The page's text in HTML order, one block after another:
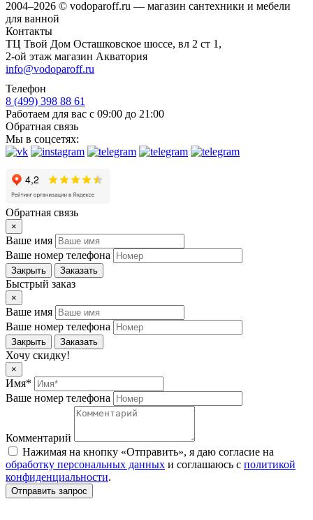
2004–2026 © vodoparoff.ru — магазин сантехники и мебели
для ванной
Контакты
ТЦ Твой Дом Осташковское шоссе, вл 2 ст 1,
2-ой этаж магазин Акватория
info@vodoparoff.ru
Телефон
8 (499) 398 88 61
Работаем для вас с 09:00 до 21:00
Обратная связь
Мы в соцсетях:
Обратная связь
×
Ваше имя
Ваше номер телефона
Закрыть Заказать
Быстрый заказ
×
Ваше имя
Ваше номер телефона
Закрыть Заказать
Хочу скидку!
×
Имя*
Ваше номер телефона
Комментарий
Нажимая на кнопку «Отправить», я даю согласие на
обработку персональных данных и соглашаюсь c политикой
конфиденциальности.
Отправить запрос